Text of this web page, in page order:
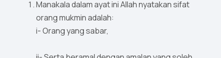
Manakala dalam ayat ini Allah nyatakan sifat
orang mukmin adalah:
i- Orang yang sabar,